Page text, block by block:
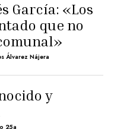
García: «Los
que no
Álvarez Nájera
y
25a